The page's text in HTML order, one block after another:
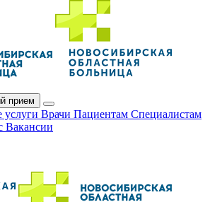
прием
услуги Врачи Пациентам Специалистам
Вакансии